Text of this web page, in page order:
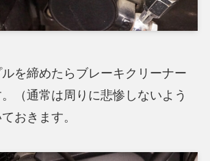
を締めたらブレーキクリーナー
（通常は周りに悲惨しないよう
おきます。